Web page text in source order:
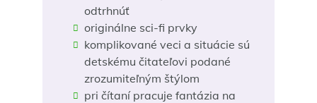
odtrhnúť
originálne sci-fi prvky
komplikované veci a situácie sú
detskému čitateľovi podané
zrozumiteľným štýlom
pri čítaní pracuje fantázia na